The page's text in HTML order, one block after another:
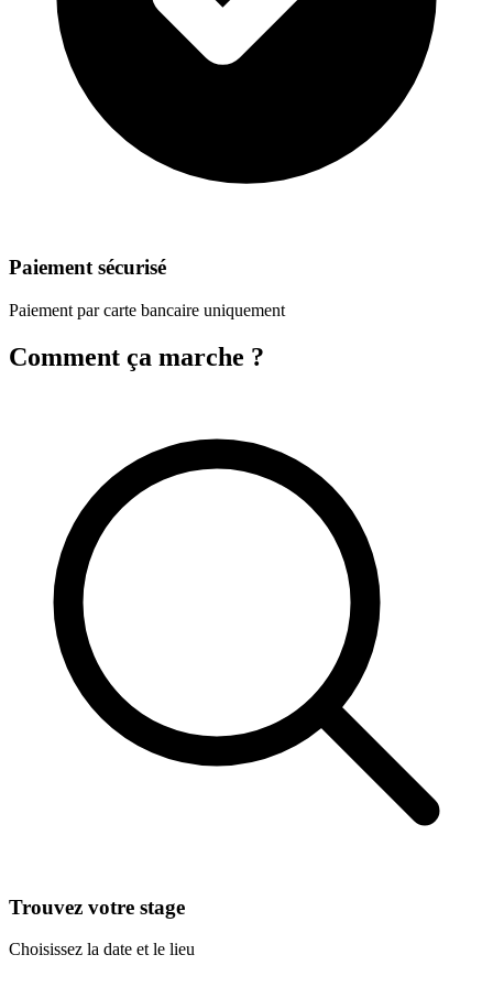
Paiement sécurisé
Paiement par carte bancaire uniquement
Comment ça marche ?
Trouvez votre stage
Choisissez la date et le lieu